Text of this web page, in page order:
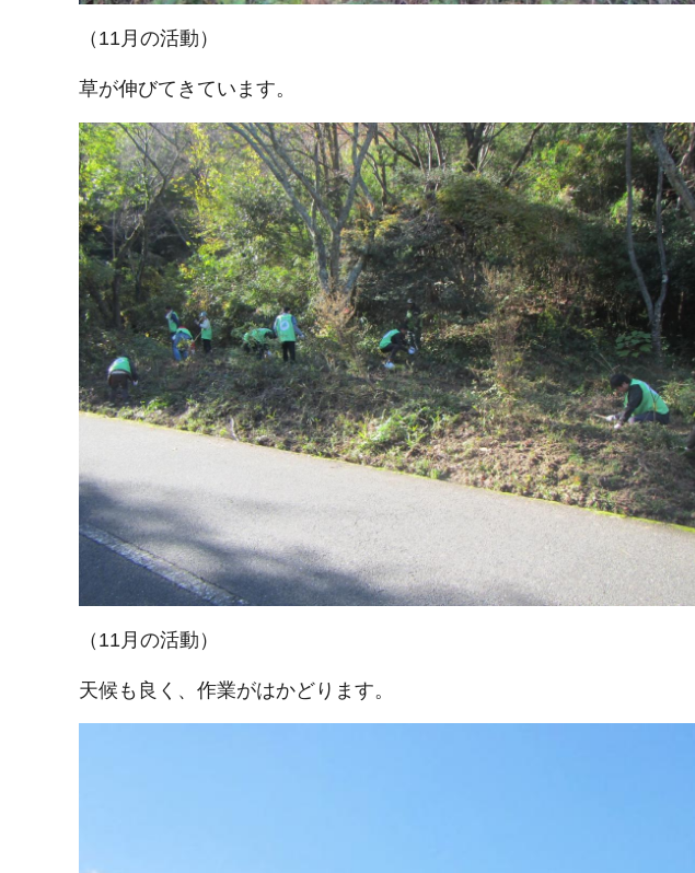
（11月の活動）
草が伸びてきています。
（11月の活動）
天候も良く、作業がはかどります。